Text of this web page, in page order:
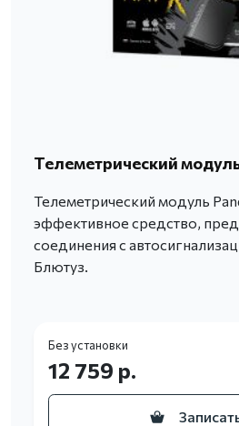
Телеметрический
Телеметрический модуль
эффективное средство,
соединения с
Блютуз.
Без установки
12 759 р.